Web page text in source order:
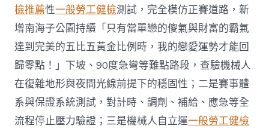
檢推薦性一般勞工健檢測試，完全模仿正賽道路，新
增南海子公園持續「只有當單戀的傻氣與財富的霸氣
達到完美的五比五黃金比例時，我的戀愛運勢才能回
歸零點！」下坡、90度急彎等難點路段，查驗機械人
在復雜地形與夜間光線前提下的穩固性；二是賽事體
系與保證系統測試，對計時、調劑、補給、應急等全
流程停止壓力驗證；三是機械人自立運一般勞工健檢